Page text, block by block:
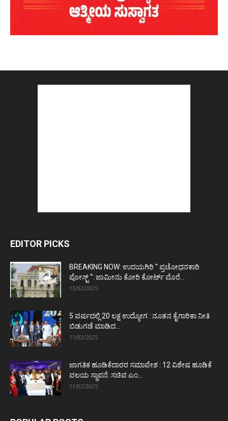
EDITOR PICKS
BREAKING NOW: ಉದಯಗಿರಿ “ ಪ್ರಚೋಧನಕಾರಿ
ಪೋಸ್ಟ್‌ “: ಜಾಮೀನು ಕೋರಿ ಕೋರ್ಟ್‌ ಮೊರೆ...
13/02/2025
5 ವರ್ಷದಲ್ಲಿ 20 ಲಕ್ಷ ಉದ್ಯೋಗ : ನೂತನ ಕೈಗಾರಿಕಾ ನೀತಿ
ಬಿಡುಗಡೆ ಮಾಡಿದ...
11/02/2025
ಜಾಗತಿಕ ಹೂಡಿಕೆದಾರರ ಸಮಾವೇಶ : 12 ವಿಶೇಷ ಹೂಡಿಕೆ
ವಲಯ ಸ್ಥಾಪನೆ: ಸಚಿವ ಎಂ...
11/02/2025